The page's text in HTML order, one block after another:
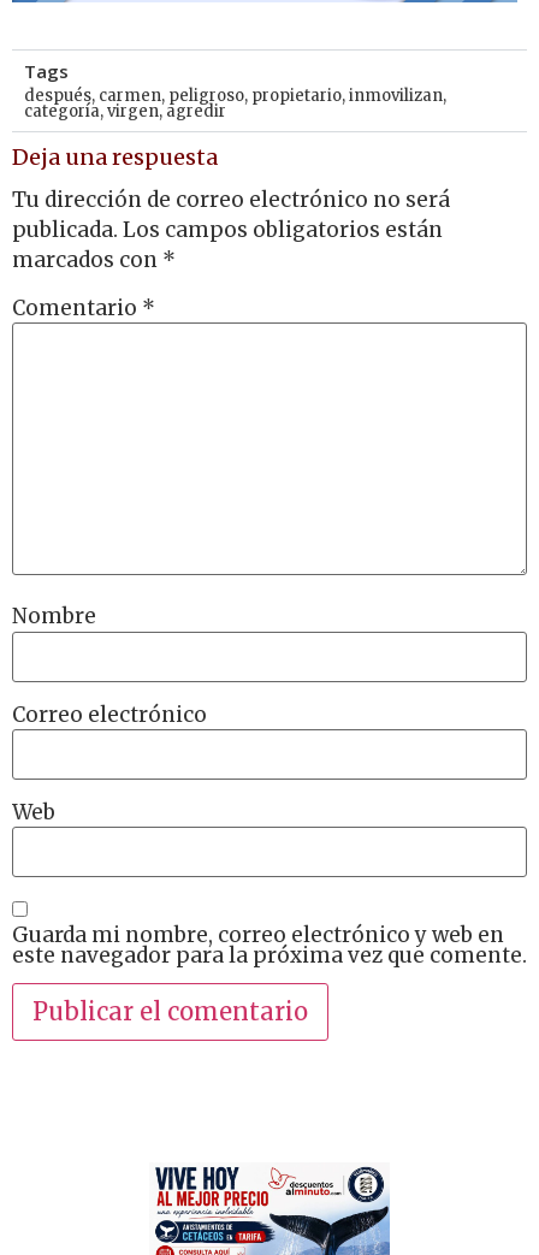
Tags
después, carmen, peligroso, propietario,inmovilizan,
categoría,virgen,agredir
Deja una respuesta
Tu dirección de correo electrónico no será
publicada. Los campos obligatorios están
marcados con *
Comentario *
Nombre
Correo electrónico
Web
Guarda mi nombre, correo electrónico y web en
este navegador para la próxima vez que comente.